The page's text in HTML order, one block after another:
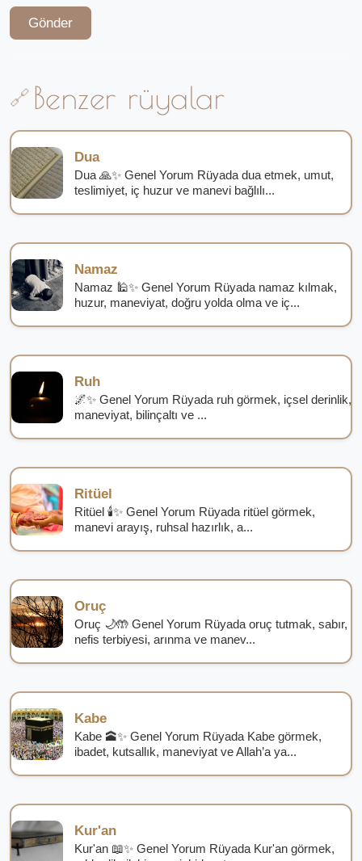
Gönder
Benzer rüyalar
Dua
Dua 🙏✨ Genel Yorum Rüyada dua etmek, umut,
teslimiyet, iç huzur ve manevi bağlılı...
Namaz
Namaz 🕌✨ Genel Yorum Rüyada namaz kılmak,
huzur, maneviyat, doğru yolda olma ve iç...
Ruh
🌌✨ Genel Yorum Rüyada ruh görmek, içsel derinlik,
maneviyat, bilinçaltı ve ...
Ritüel
Ritüel 🕯️✨ Genel Yorum Rüyada ritüel görmek,
manevi arayış, ruhsal hazırlık, a...
Oruç
Oruç 🌙🤲 Genel Yorum Rüyada oruç tutmak, sabır,
nefis terbiyesi, arınma ve manev...
Kabe
Kabe 🕋✨ Genel Yorum Rüyada Kabe görmek,
ibadet, kutsallık, maneviyat ve Allah’a ya...
Kur'an
Kur'an 📖✨ Genel Yorum Rüyada Kur'an görmek,